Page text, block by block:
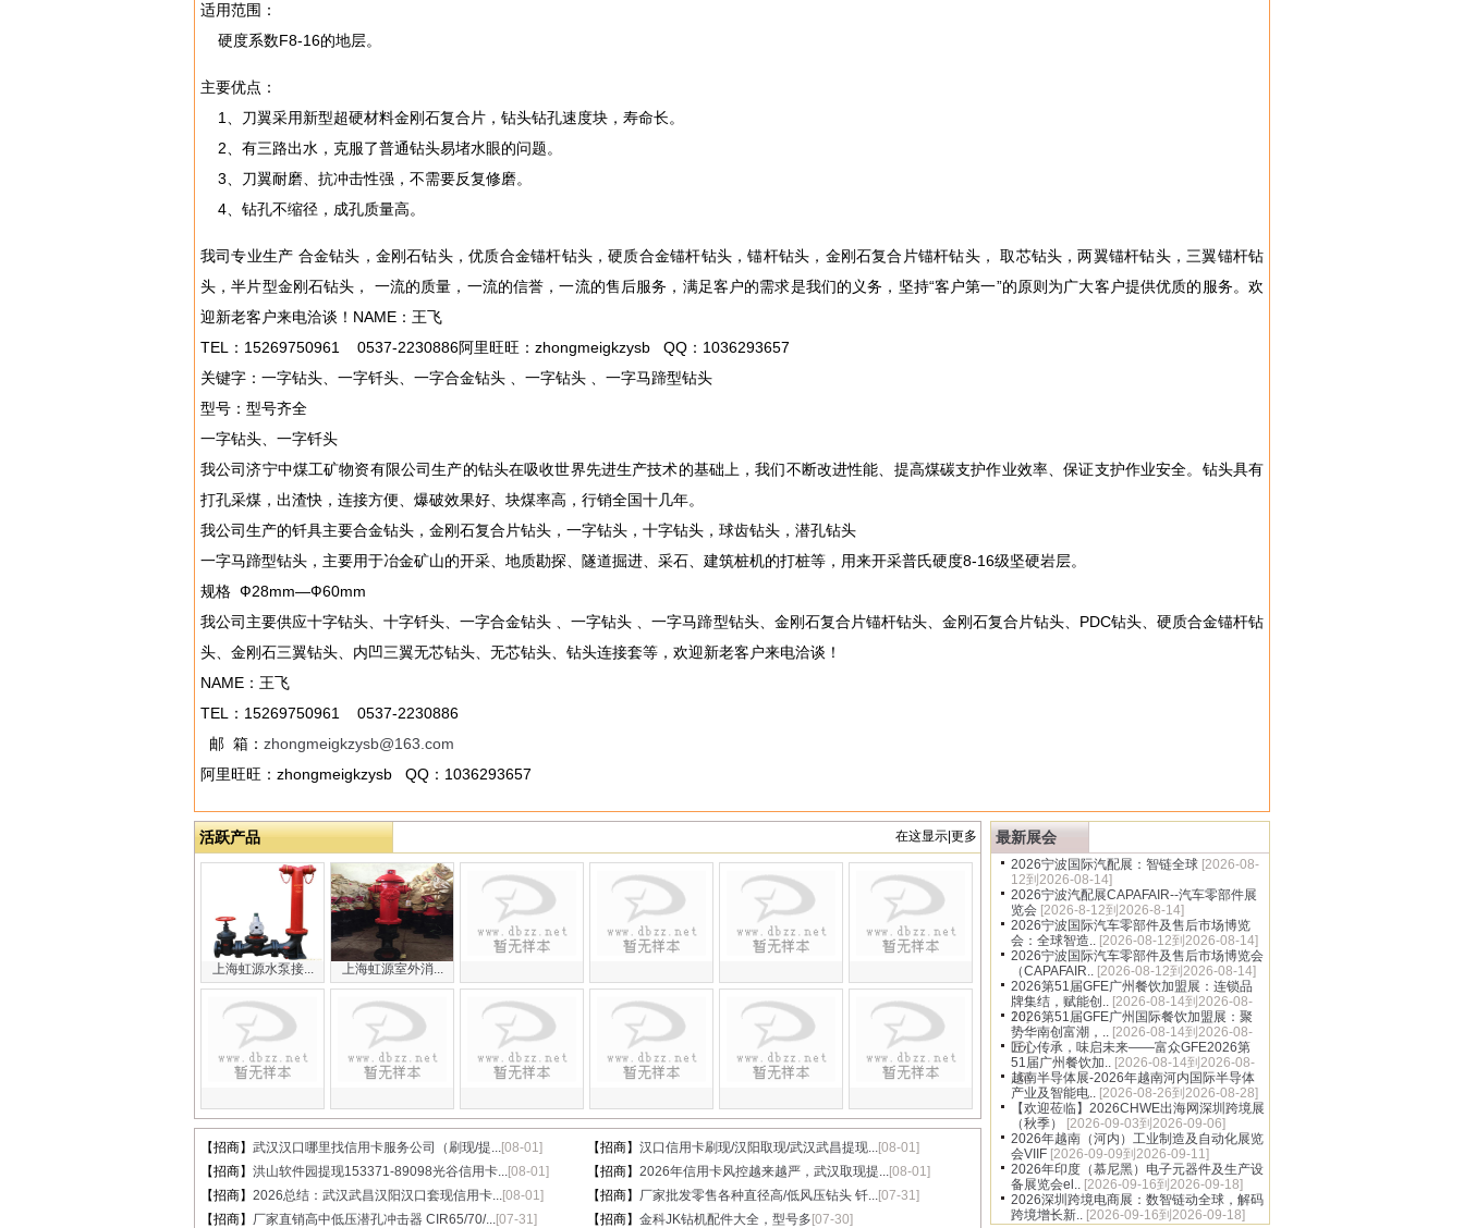
适用范围：
硬度系数F8-16的地层。
主要优点：
1、刀翼采用新型超硬材料金刚石复合片，钻头钻孔速度块，寿命长。
2、有三路出水，克服了普通钻头易堵水眼的问题。
3、刀翼耐磨、抗冲击性强，不需要反复修磨。
4、钻孔不缩径，成孔质量高。
我司专业生产 合金钻头，金刚石钻头，优质合金锚杆钻头，硬质合金锚杆钻头，锚杆钻头，金刚石复合片锚杆钻头， 取芯钻头，两翼锚杆钻头，三翼锚杆钻
头，半片型金刚石钻头， 一流的质量，一流的信誉，一流的售后服务，满足客户的需求是我们的义务，坚持“客户第一”的原则为广大客户提供优质的服务。欢
迎新老客户来电洽谈！NAME：王飞
TEL：15269750961 0537-2230886阿里旺旺：zhongmeigkzysb QQ：1036293657
关键字：一字钻头、一字钎头、一字合金钻头 、一字钻头 、一字马蹄型钻头
型号：型号齐全
一字钻头、一字钎头
我公司济宁中煤工矿物资有限公司生产的钻头在吸收世界先进生产技术的基础上，我们不断改进性能、提高煤碳支护作业效率、保证支护作业安全。钻头具有
打孔采煤，出渣快，连接方便、爆破效果好、块煤率高，行销全国十几年。
我公司生产的钎具主要合金钻头，金刚石复合片钻头，一字钻头，十字钻头，球齿钻头，潜孔钻头
一字马蹄型钻头，主要用于冶金矿山的开采、地质勘探、隧道掘进、采石、建筑桩机的打桩等，用来开采普氏硬度8-16级坚硬岩层。
规格 Ф28mm—Ф60mm
我公司主要供应十字钻头、十字钎头、一字合金钻头 、一字钻头 、一字马蹄型钻头、金刚石复合片锚杆钻头、金刚石复合片钻头、PDC钻头、硬质合金锚杆钻
头、金刚石三翼钻头、内凹三翼无芯钻头、无芯钻头、钻头连接套等，欢迎新老客户来电洽谈！
NAME：王飞
TEL：15269750961 0537-2230886
邮 箱： zhongmeigkzysb@163.com
阿里旺旺：zhongmeigkzysb QQ：1036293657
活跃产品 在这显示|更多
上海虹源水泵接... 上海虹源室外消...
【招商】 武汉汉口哪里找信用卡服务公司（刷现/提...[08-01] 【招商】 汉口信用卡刷现/汉阳取现/武汉武昌提现...[08-01]
【招商】 洪山软件园提现153371-89098光谷信用卡...[08-01] 【招商】 2026年信用卡风控越来越严，武汉取现提...[08-01]
【招商】 2026总结：武汉武昌汉阳汉口套现信用卡...[08-01] 【招商】 厂家批发零售各种直径高/低风压钻头 钎...[07-31]
【招商】 厂家直销高中低压潜孔冲击器 CIR65/70/...[07-31] 【招商】 金科JK钻机配件大全，型号多 [07-30]
最新展会
2026宁波国际汽配展：智链全球 [2026-08-
12到2026-08-14]
2026宁波汽配展CAPAFAIR--汽车零部件展
览会 [2026-8-12到2026-8-14]
2026宁波国际汽车零部件及售后市场博览
会：全球智造.. [2026-08-12到2026-08-14]
2026宁波国际汽车零部件及售后市场博览会
（CAPAFAIR.. [2026-08-12到2026-08-14]
2026第51届GFE广州餐饮加盟展：连锁品
牌集结，赋能创.. [2026-08-14到2026-08-
16]
2026第51届GFE广州国际餐饮加盟展：聚
势华南创富潮，.. [2026-08-14到2026-08-
16]
匠心传承，味启未来——富众GFE2026第
51届广州餐饮加.. [2026-08-14到2026-08-
16]
越南半导体展-2026年越南河内国际半导体
产业及智能电.. [2026-08-26到2026-08-28]
【欢迎莅临】2026CHWE出海网深圳跨境展
（秋季）
[2026-09-03到2026-09-06]
2026年越南（河内）工业制造及自动化展览
会VIIF [2026-09-09到2026-09-11]
2026年印度（慕尼黑）电子元器件及生产设
备展览会el.. [2026-09-16到2026-09-18]
2026深圳跨境电商展：数智链动全球，解码
跨境增长新.. [2026-09-16到2026-09-18]